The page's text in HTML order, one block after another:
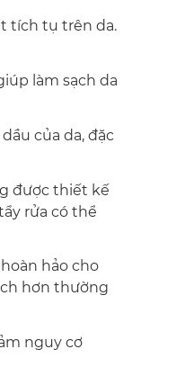
tích tụ trên da.
làm sạch da
của da, đặc
được thiết kế
rửa có thể
hảo cho
hơn thường
nguy cơ